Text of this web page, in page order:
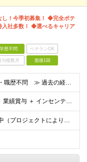
し！今季初募集！ ◆完全ポテ
入社多数！ ◆選べるキャリア
学歴不問 ベテランOK
与複数月 面接1回
≪ 未経験歓迎／学歴・職歴不問 ≫ 過去の経歴は一切不問。 「いままで」よりも「これから」を 重視した採用を行っています！ ▼▼こんな想いがある方大歓迎▼▼ ・WEBデザインに興味がある！ ・WEB
⽉給30万円〜50万円 ＋ 業績賞与 ＋ インセンティブ賞与 経験者：35万円～ ※IT新人時25万円〜 ※経験・スキルを考慮の上、決定します。 ※経験者は別途優遇！ ★試⽤期間：3ヶ⽉ ★学
★リモートワーク実施中（プロジェクトによりフルリモートもあり） ★配属先は希望を最⼤限考慮